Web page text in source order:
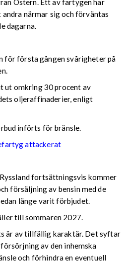
Östern. Ett av fartygen har
närmar sig och förväntas
dagarna.
för första gången svårigheter på
ut omkring 30 procent av
oljeraffinaderier, enligt
införts för bränsle.
attackerat
fortsättningsvis kommer
försäljning av bensin med de
länge varit förbjudet.
till sommaren 2027.
är av tillfällig karaktär. Det syftar
av den inhemska
och förhindra en eventuell